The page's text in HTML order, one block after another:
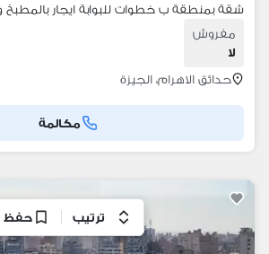
مفروش
لا
حدائق الاهرام، الجيزة
مكالمة
ترتيب حفظ